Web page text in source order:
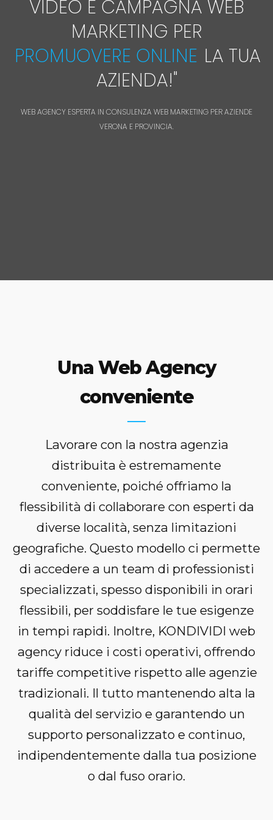
VIDEO E CAMPAGNA WEB
MARKETING PER
PROMUOVERE ONLINE LA TUA
AZIENDA!"
WEB AGENCY ESPERTA IN CONSULENZA WEB MARKETING PER AZIENDE
VERONA E PROVINCIA.
Una Web Agency
conveniente
Lavorare con la nostra agenzia
distribuita è estremamente
conveniente, poiché offriamo la
flessibilità di collaborare con esperti da
diverse località, senza limitazioni
geografiche. Questo modello ci permette
di accedere a un team di professionisti
specializzati, spesso disponibili in orari
flessibili, per soddisfare le tue esigenze
in tempi rapidi. Inoltre, KONDIVIDI web
agency riduce i costi operativi, offrendo
tariffe competitive rispetto alle agenzie
tradizionali. Il tutto mantenendo alta la
qualità del servizio e garantendo un
supporto personalizzato e continuo,
indipendentemente dalla tua posizione
o dal fuso orario.